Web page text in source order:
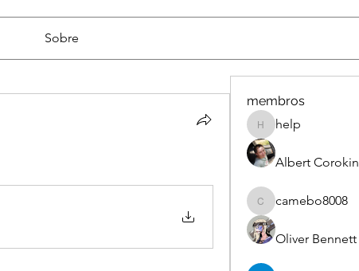
Sobre
membros
help
help
Albert Corokin
camebo8008
camebo8008
Oliver Bennett